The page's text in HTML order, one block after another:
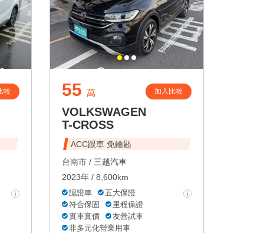
較 55 萬 加入比較
VOLKSWAGEN
T-CROSS
ACC跟車 免鑰匙
台南市 / 三越汽車
2023年 / 8,600km
認證車
五大保證
符合保固
里程保證
實車實價
友善試車
非多元化營業用車